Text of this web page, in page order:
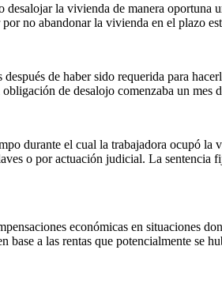
la vivienda de manera
no abandonar la vivienda en el plazo
de haber sido requerida para
de desalojo comenzaba un mes
durante el cual la trabajadora ocupó la
o por actuación judicial. La sentencia
económicas en situaciones
a las rentas que potencialmente se